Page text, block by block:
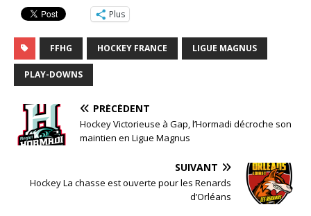
Plus
FFHG HOCKEY FRANCE LIGUE MAGNUS
PLAY-DOWNS
PRÉCÉDENT
Hockey Victorieuse à Gap, l’Hormadi décroche son
maintien en Ligue Magnus
SUIVANT
Hockey La chasse est ouverte pour les Renards
d’Orléans